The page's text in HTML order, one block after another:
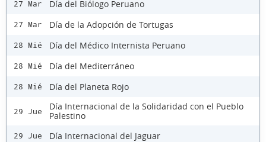
27 Mar Día del Biólogo Peruano
27 Mar Día de la Adopción de Tortugas
28 Mié Día del Médico Internista Peruano
28 Mié Día del Mediterráneo
28 Mié Día del Planeta Rojo
29 Jue
Día Internacional de la Solidaridad con el Pueblo
Palestino
29 Jue Día Internacional del Jaguar